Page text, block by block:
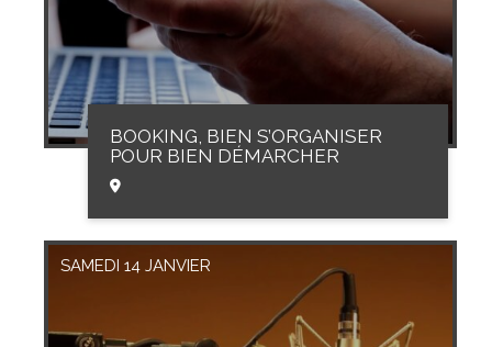
BOOKING, BIEN S’ORGANISER
POUR BIEN DÉMARCHER
SAMEDI 14 JANVIER